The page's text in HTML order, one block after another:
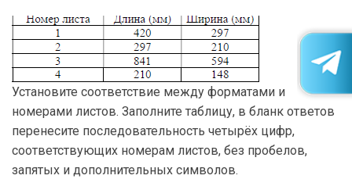
Установите соответствие между форматами и
номерами листов. Заполните таблицу, в бланк ответов
перенесите последовательность четырёх цифр,
соответствующих номерам листов, без пробелов,
запятых и дополнительных символов.